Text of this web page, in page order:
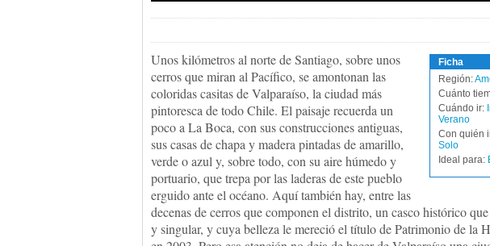
Ficha
Región:
Cuánto
Cuándo ir:
Verano
Con quién
Solo
Ideal para:
Unos kilómetros al norte de Santiago, sobre unos
cerros que miran al Pacífico, se amontonan las
coloridas casitas de Valparaíso, la ciudad más
pintoresca de todo Chile. El paisaje recuerda un
poco a La Boca, con sus construcciones antiguas,
sus casas de chapa y madera pintadas de amarillo,
verde o azul y, sobre todo, con su aire húmedo y
portuario, que trepa por las laderas de este pueblo
erguido ante el océano. Aquí también hay, entre las
decenas de cerros que componen el distrito, un casco histórico
y singular, y cuya belleza le mereció el título de Patrimonio de la